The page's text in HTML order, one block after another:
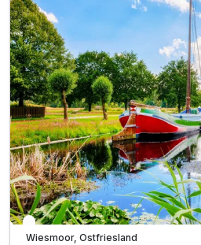
während Ihrer Essenzeit von max.
1 x Rückenmassage ( 25min )
Nutzung der Sauna von 15:00 -
Nutzung vom Innenpool
In 2 Wochen wieder frei
Wiesmoor, Ostfriesland